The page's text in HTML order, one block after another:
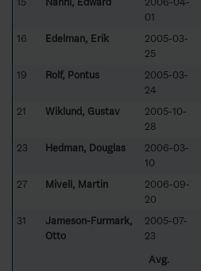
01
16 Edelman, Erik
2005-03-
25
19 Rolf, Pontus
2005-03-
24
21 Wiklund, Gustav
2005-10-
28
23 Hedman, Douglas
2006-03-
10
27 Mivell, Martin
2006-09-
20
31
Jameson-Furmark,
Otto
2005-07-
23
Avg.